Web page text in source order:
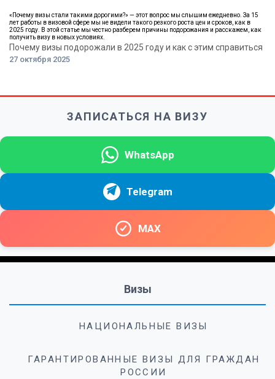
«Почему визы стали такими дорогими?» — этот вопрос мы слышим ежедневно. За 15
лет работы в визовой сфере мы не видели такого резкого роста цен и сроков, как в
2025 году. В этой статье мы честно разберем причины подорожания и расскажем, как
получить визу в новых условиях.
Почему визы подорожали в 2025 году и как с этим справиться
27 октября 2025
ЗАПИСАТЬСЯ НА ВИЗУ
WhatsApp
Telegram
MAX
Визы
НАЦИОНАЛЬНЫЕ ВИЗЫ
ГАРАНТИРОВАННЫЕ ВИЗЫ ДЛЯ ГРАЖДАН
РОССИИ